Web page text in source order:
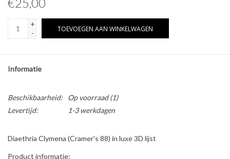
Pokémon
€25,00
+
-
TOEVOEGEN AAN WINKELWAGEN
Informatie
Beschikbaarheid: Op voorraad(1)
Levertijd:
1-3 werkdagen
Diaethria Clymena (Cramer's 88) in luxe 3D lijst
Product informatie: